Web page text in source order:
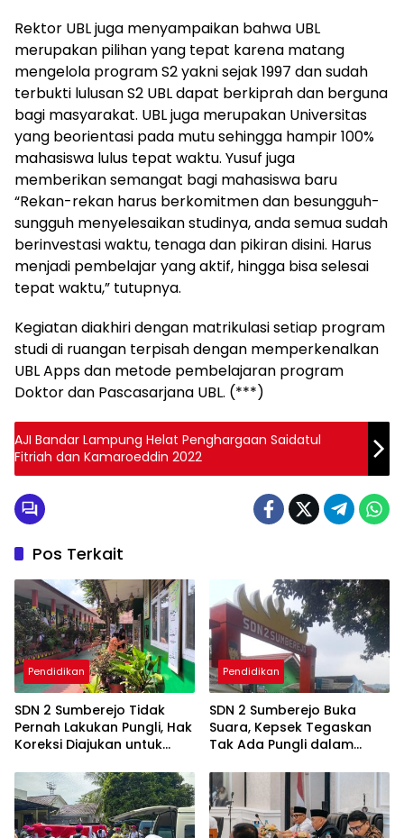
Rektor UBL juga menyampaikan bahwa UBL
merupakan pilihan yang tepat karena matang
mengelola program S2 yakni sejak 1997 dan sudah
terbukti lulusan S2 UBL dapat berkiprah dan berguna
bagi masyarakat. UBL juga merupakan Universitas
yang beorientasi pada mutu sehingga hampir 100%
mahasiswa lulus tepat waktu. Yusuf juga
memberikan semangat bagi mahasiswa baru
“Rekan-rekan harus berkomitmen dan besungguh-
sungguh menyelesaikan studinya, anda semua sudah
berinvestasi waktu, tenaga dan pikiran disini. Harus
menjadi pembelajar yang aktif, hingga bisa selesai
tepat waktu,” tutupnya.
Kegiatan diakhiri dengan matrikulasi setiap program
studi di ruangan terpisah dengan memperkenalkan
UBL Apps dan metode pembelajaran program
Doktor dan Pascasarjana UBL. (***)
AJI Bandar Lampung Helat Penghargaan Saidatul
Fitriah dan Kamaroeddin 2022
Pos Terkait
Pendidikan
SDN 2 Sumberejo Tidak
Pernah Lakukan Pungli, Hak
Koreksi Diajukan untuk
Informasi
Pendidikan
SDN 2 Sumberejo Buka
Suara, Kepsek Tegaskan
Tak Ada Pungli dalam